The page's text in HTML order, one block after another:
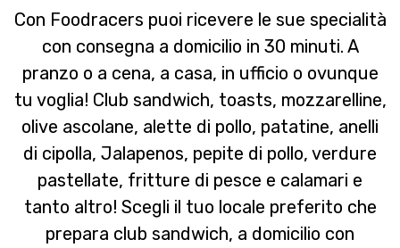
Con Foodracers puoi ricevere le sue specialità
con consegna a domicilio in 30 minuti. A
pranzo o a cena, a casa, in ufficio o ovunque
tu voglia! Club sandwich, toasts, mozzarelline,
olive ascolane, alette di pollo, patatine, anelli
di cipolla, Jalapenos, pepite di pollo, verdure
pastellate, fritture di pesce e calamari e
tanto altro! Scegli il tuo locale preferito che
prepara club sandwich, a domicilio con